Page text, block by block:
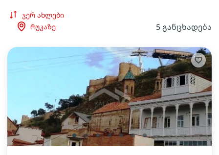
ჯერ ახლები
რუკაზე
5 განცხადება
lens lens lens lens lens lens lens